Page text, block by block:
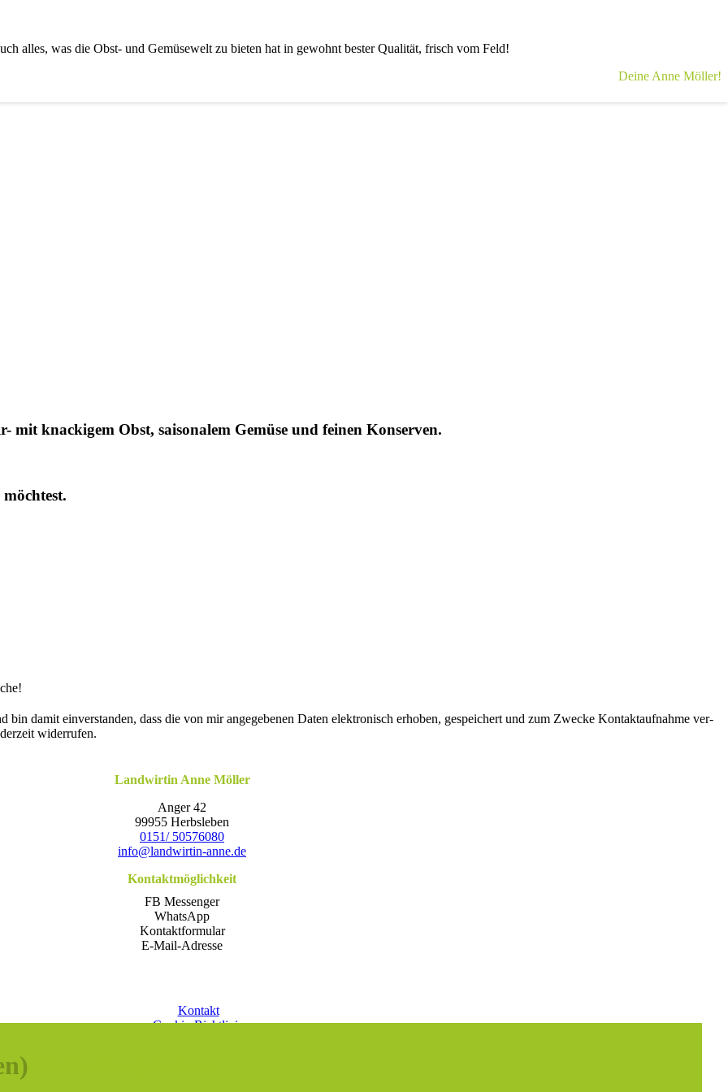
alles, was die Obst- und Gemü­se­welt zu bie­ten hat in gewohnt bes­ter Qua­li­tät, frisch vom Feld!
Dei­ne Anne Möller!
Herbst wieder)
Herbst wieder)
wieder)
kna­cki­gem Obst, sai­so­na­lem Gemü­se und fei­nen Konserven.
bin damit ein­ver­stan­den, dass die von mir ange­ge­be­nen Daten elek­tro­nisch erho­ben, gespei­chert und zum Zwe­cke Kon­takt­auf­nah­me ver­
widerrufen.
Landwirtin Anne Möller
Anger 42
99955 Herbsleben
0151/ 50576080
info@landwirtin-anne.de
Kontaktmöglichkeit
FB Messenger
WhatsApp
Kontaktformular
E-Mail-Adresse
Kon­takt
Coo­kie-Rich­t­­li­­nie